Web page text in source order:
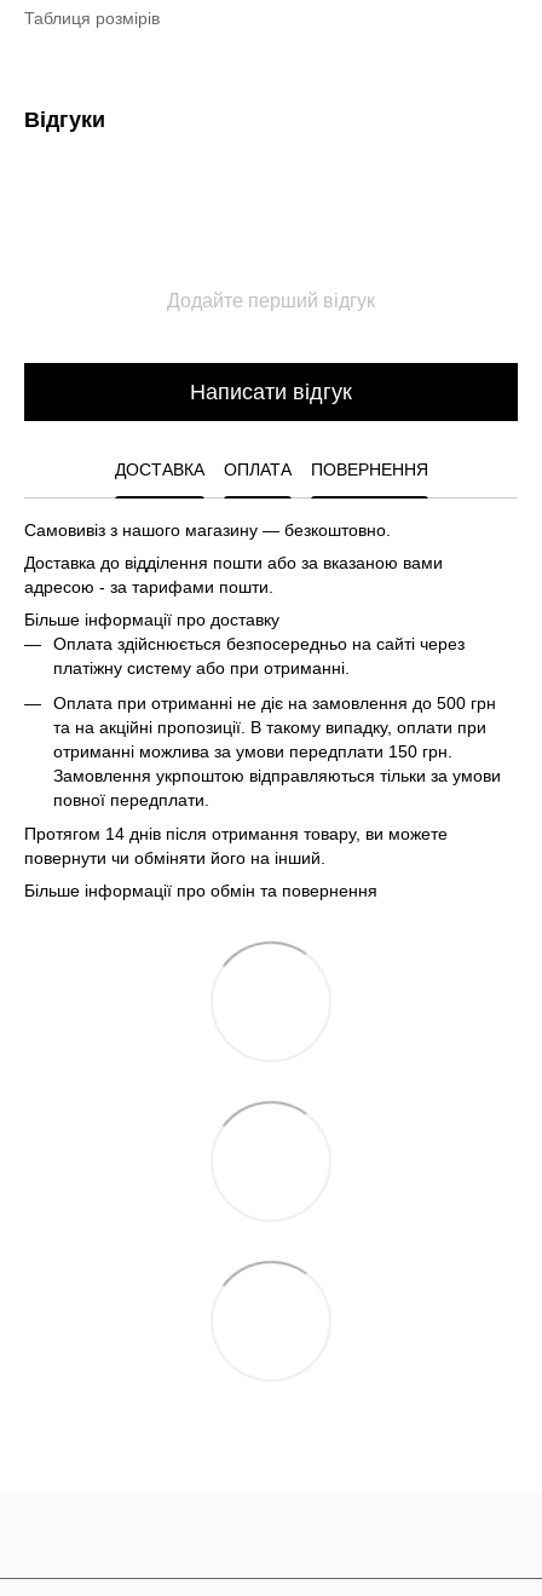
Таблиця розмірів
Відгуки
Додайте перший відгук
Написати відгук
ДОСТАВКА ОПЛАТА ПОВЕРНЕННЯ
Самовивіз з нашого магазину — безкоштовно.
Доставка до відділення пошти або за вказаною вами
адресою - за тарифами пошти.
Більше інформації про доставку
Оплата здійснюється безпосередньо на сайті через
платіжну систему або при отриманні.
Оплата при отриманні не діє на замовлення до 500 грн
та на акційні пропозиції. В такому випадку, оплати при
отриманні можлива за умови передплати 150 грн.
Замовлення укрпоштою відправляються тільки за умови
повної передплати.
Протягом 14 днів після отримання товару, ви можете
повернути чи обміняти його на інший.
Більше інформації про обмін та повернення